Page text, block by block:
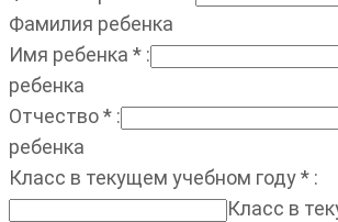
Фамилия ребенка
Имя ребенка * :
ребенка
Отчество* :
ребенка
Класс в текущем учебном году* :
Класс в